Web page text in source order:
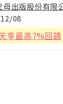
母出版股份有限
08
享最高7%回饋